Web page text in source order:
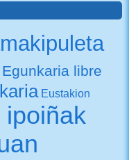
Egunkaria libre
Eustakion
ipoiñak